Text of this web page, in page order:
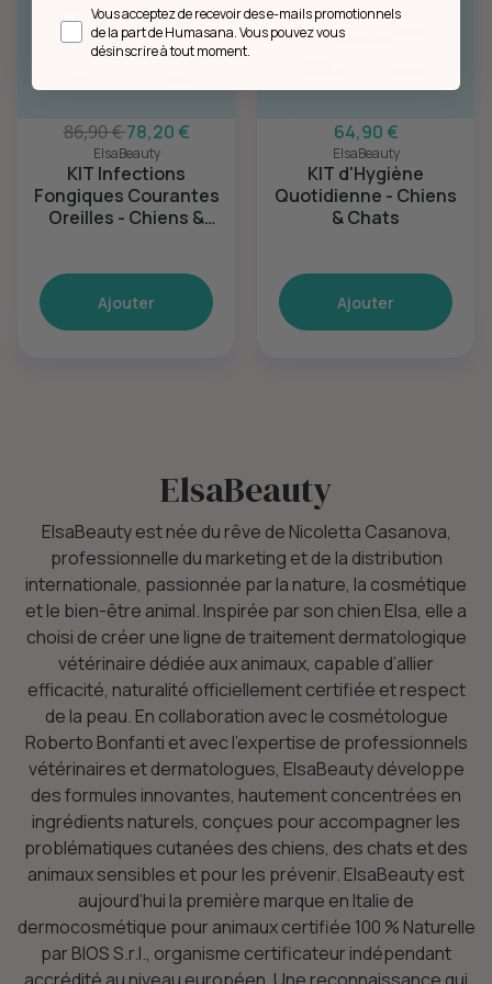
86,90 €78,20 €
ElsaBeauty
KIT Infections
Fongiques Courantes
Oreilles - Chiens &
Ajouter
64,90 €
ElsaBeauty
KIT d'Hygiène
Quotidienne - Chiens
& Chats
Ajouter
ElsaBeauty
ElsaBeauty est née du rêve de Nicoletta Casanova,
professionnelle du marketing et de la distribution
internationale, passionnée par la nature, la cosmétique
et le bien-être animal. Inspirée par son chien Elsa, elle a
choisi de créer une ligne de traitement dermatologique
vétérinaire dédiée aux animaux, capable d’allier
efficacité, naturalité officiellement certifiée et respect
de la peau. En collaboration avec le cosmétologue
Roberto Bonfanti et avec l’expertise de professionnels
vétérinaires et dermatologues, ElsaBeauty développe
des formules innovantes, hautement concentrées en
ingrédients naturels, conçues pour accompagner les
problématiques cutanées des chiens, des chats et des
animaux sensibles et pour les prévenir. ElsaBeauty est
aujourd’hui la première marque en Italie de
dermocosmétique pour animaux certifiée 100 % Naturelle
par BIOS S.r.l., organisme certificateur indépendant
Opt inVous acceptez de recevoir des e-mails promotionnels
de la part de Humasana. Vous pouvez vous
désinscrire à tout moment.